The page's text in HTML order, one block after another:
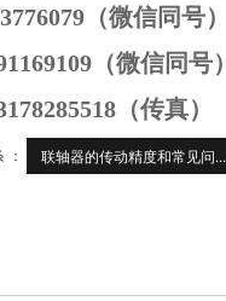
（微信同号）
（微信同号）
（传真）
： 联轴器的传动精度和常见问...